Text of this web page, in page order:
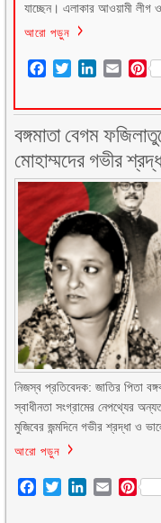
যাচ্ছেন। এলাকার আওয়ামী লীগ
আরো পড়ুন
Facebook
TwitterLinkedIn
Email
বঙ্গমাতা বেগম
মোহাম্মদের গভীর
নিজস্ব প্রতিবেদক: জাতির পিতা
স্বাধীনতা সংগ্রামের নেপথ্যের
মুজিবের জন্মদিনে গভীর শ্রদ্ধা ও
আরো পড়ুন
Facebook
TwitterLinkedIn
Email